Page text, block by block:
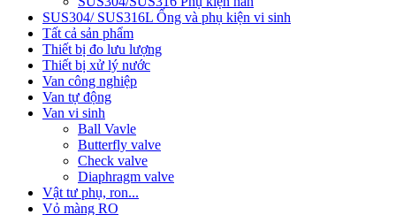
SUS304/ SUS316L Ống và phụ kiện vi sinh
Tất cả sản phẩm
Thiết bị đo lưu lượng
Thiết bị xử lý nước
Van công nghiệp
Van tự động
Van vi sinh
Ball Vavle
Butterfly valve
Check valve
Diaphragm valve
Vật tư phụ, ron...
Vỏ màng RO